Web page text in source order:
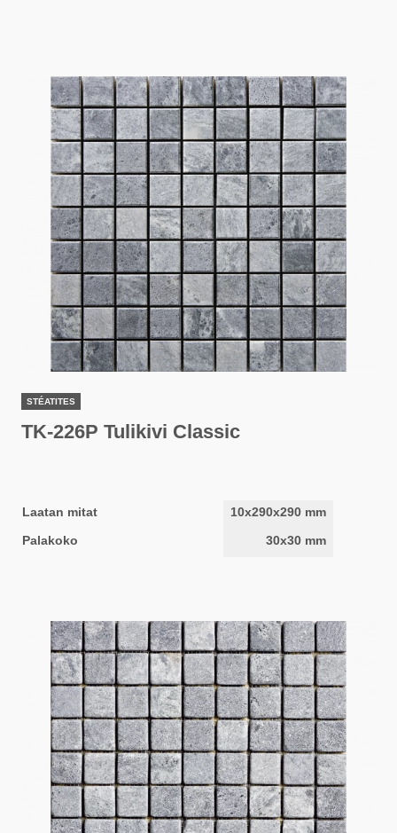
STÉATITES
TK-226P Tulikivi Classic
Laatan mitat
10x290x290 mm
Palakoko
30x30 mm